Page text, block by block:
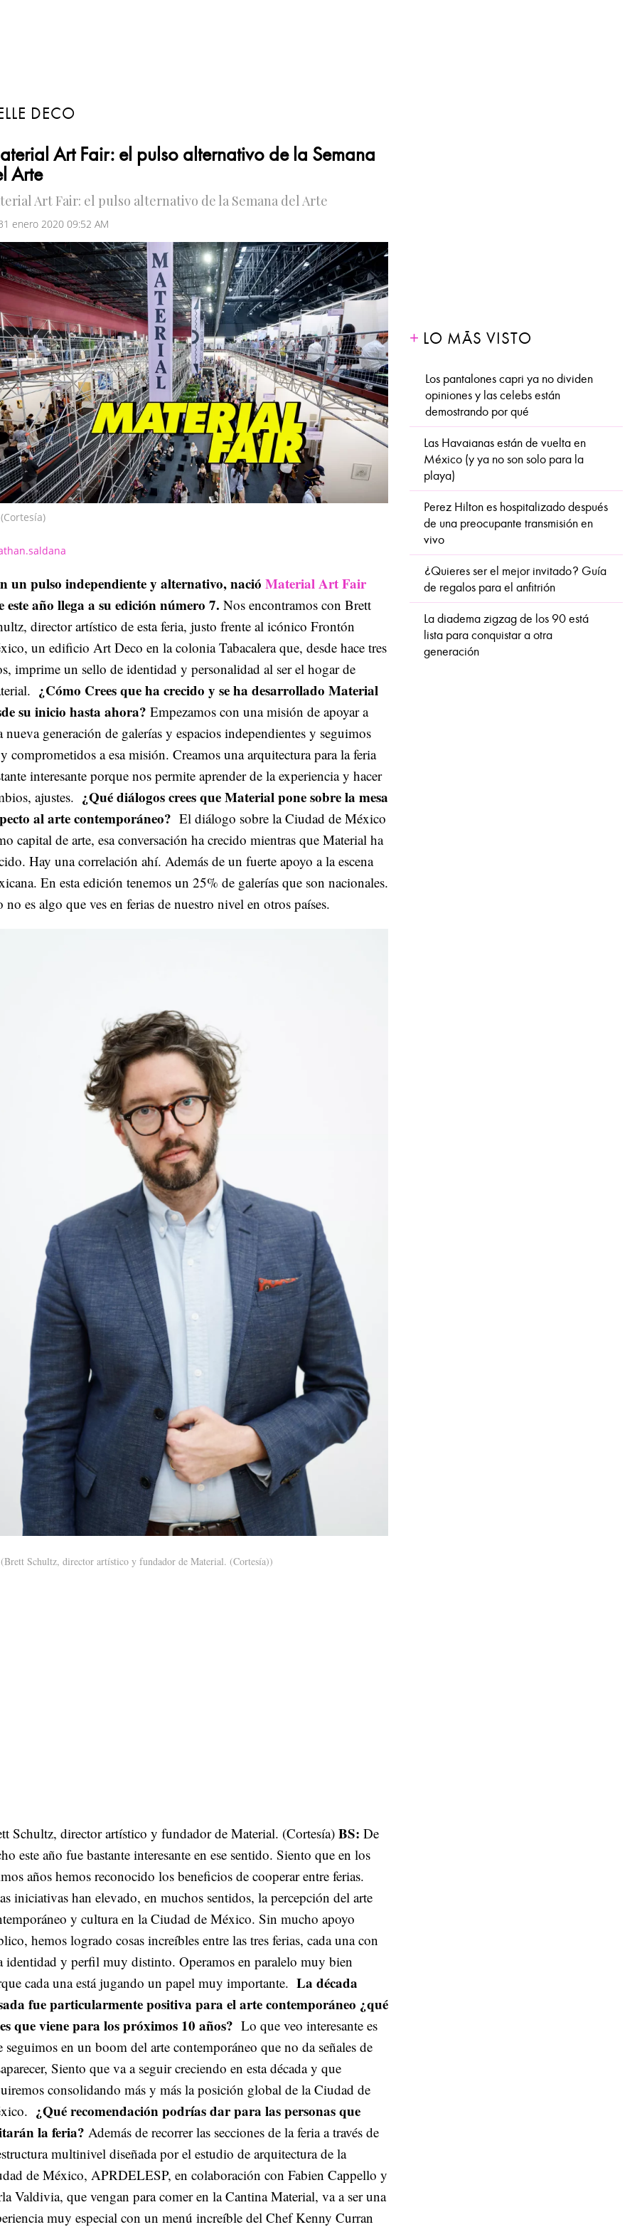
DECO
Art Fair: el pulso alternativo de la Semana
Arte
Art Fair: el pulso alternativo de la Semana del Arte
enero 2020 09:52 AM
(Cortesía)
un pulso independiente y alternativo, nació Material Art Fair
este año llega a su edición número 7. Nos encontramos con Brett
director artístico de esta feria, justo frente al icónico Frontón
un edificio Art Deco en la colonia Tabacalera que, desde hace tres
imprime un sello de identidad y personalidad al ser el hogar de
¿Cómo Crees que ha crecido y se ha desarrollado Material
su inicio hasta ahora? Empezamos con una misión de apoyar a
nueva generación de galerías y espacios independientes y seguimos
comprometidos a esa misión. Creamos una arquitectura para la feria
interesante porque nos permite aprender de la experiencia y hacer
ajustes. ¿Qué diálogos crees que Material pone sobre la mesa
al arte contemporáneo? El diálogo sobre la Ciudad de México
capital de arte, esa conversación ha crecido mientras que Material ha
Hay una correlación ahí. Además de un fuerte apoyo a la escena
En esta edición tenemos un 25% de galerías que son nacionales.
no es algo que ves en ferias de nuestro nivel en otros países.
(Brett Schultz, director artístico y fundador de Material. (Cortesía))
Schultz, director artístico y fundador de Material. (Cortesía) BS: De
este año fue bastante interesante en ese sentido. Siento que en los
años hemos reconocido los beneficios de cooperar entre ferias.
iniciativas han elevado, en muchos sentidos, la percepción del arte
y cultura en la Ciudad de México. Sin mucho apoyo
hemos logrado cosas increíbles entre las tres ferias, cada una con
identidad y perfil muy distinto. Operamos en paralelo muy bien
cada una está jugando un papel muy importante. La década
fue particularmente positiva para el arte contemporáneo ¿qué
que viene para los próximos 10 años? Lo que veo interesante es
seguimos en un boom del arte contemporáneo que no da señales de
Siento que va a seguir creciendo en esta década y que
consolidando más y más la posición global de la Ciudad de
¿Qué recomendación podrías dar para las personas que
la feria? Además de recorrer las secciones de la feria a través de
multinivel diseñada por el estudio de arquitectura de la
de México, APRDELESP, en colaboración con Fabien Cappello y
Valdivia, que vengan para comer en la Cantina Material, va a ser una
muy especial con un menú increíble del Chef Kenny Curran
LO MÁS VISTO
Los pantalones capri ya no dividen
opiniones y las celebs están
demostrando por qué
Las Havaianas están de vuelta en
México (y ya no son solo para la
playa)
Perez Hilton es hospitalizado después
de una preocupante transmisión en
vivo
¿Quieres ser el mejor invitado? Guía
de regalos para el anfitrión
La diadema zigzag de los 90 está
lista para conquistar a otra
generación